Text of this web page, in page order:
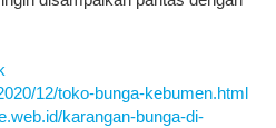
12/toko-bunga-kebumen.html
karangan-bunga-di-